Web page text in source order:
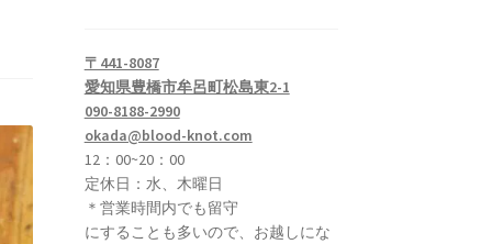
〒441-8087
愛知県豊橋市牟呂町松島東2-1
090-8188-2990
okada@blood-knot.com
12：00~20：00
定休日：水、木曜日
＊営業時間内でも留守
にすることも多いので、お越しにな